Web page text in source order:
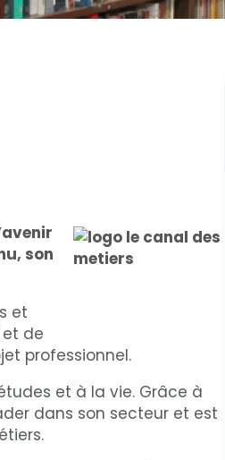
son
et
de
professionnel.
et à la vie. Grâce à
dans son secteur et est